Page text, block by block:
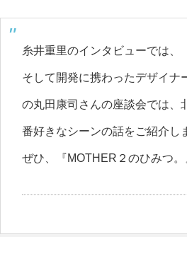
糸井重里のインタビューでは、
そして開発に携わったデザイナ
の丸田康司さんの座談会では
番好きなシーンの話をご紹介し
ぜひ、『MOTHER２のひみつ